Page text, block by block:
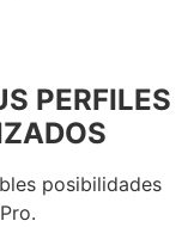
PERFILES
posibilidades